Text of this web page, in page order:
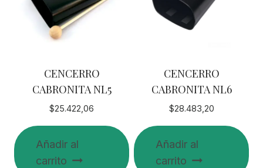
CENCERRO
CABRONITA NL5
$25.422,06
Añadir al
carrito
CENCERRO
CABRONITA NL6
$28.483,20
Añadir al
carrito